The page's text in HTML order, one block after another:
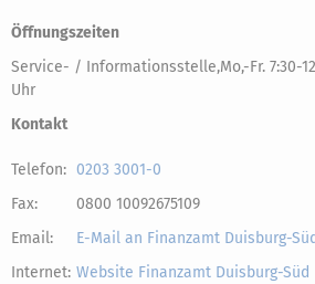
Öffnungszeiten
Service- / Informationsstelle,Mo,-Fr. 7:30-
Uhr
Kontakt
Telefon: 0203 3001-0
Fax:
0800 10092675109
Email:
E-Mail an Finanzamt Duisburg-
Internet: Website Finanzamt Duisburg-Süd